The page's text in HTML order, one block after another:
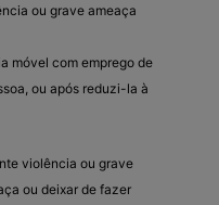
ou grave ameaça
móvel com emprego de
ou após reduzi-la à
violência ou grave
ou deixar de fazer